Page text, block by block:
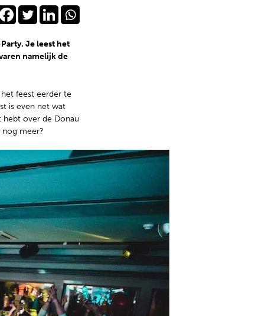
Je leest het
namelijk de
feest eerder te
is even net wat
hebt over de Donau
nog meer?